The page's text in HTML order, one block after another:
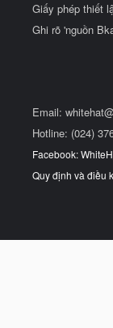
Giấy phép thiết
Ghi rõ 'nguồn
Email:
Hotline: (024)
Facebook:
Quy định và điều